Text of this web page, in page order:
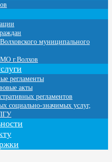
муниципального
МО г.Волхов
регламенты
акты
регламентов
социально-значимых услуг,